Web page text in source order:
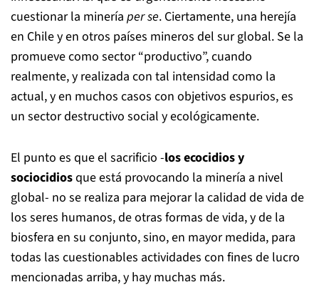
cuestionar la minería per se. Ciertamente, una herejía
en Chile y en otros países mineros del sur global. Se la
promueve como sector “productivo”, cuando
realmente, y realizada con tal intensidad como la
actual, y en muchos casos con objetivos espurios, es
un sector destructivo social y ecológicamente.
El punto es que el sacrificio -los ecocidios y
sociocidiosque está provocando la minería a nivel
global- no se realiza para mejorar la calidad de vida de
los seres humanos, de otras formas de vida, y de la
biosfera en su conjunto, sino, en mayor medida, para
todas las cuestionables actividades con fines de lucro
mencionadas arriba, y hay muchas más.